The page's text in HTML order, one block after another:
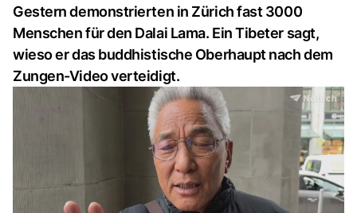
Gestern demonstrierten in Zürich fast 3000
Menschen für den Dalai Lama. Ein Tibeter sagt,
wieso er das buddhistische Oberhaupt nach dem
Zungen-Video verteidigt.